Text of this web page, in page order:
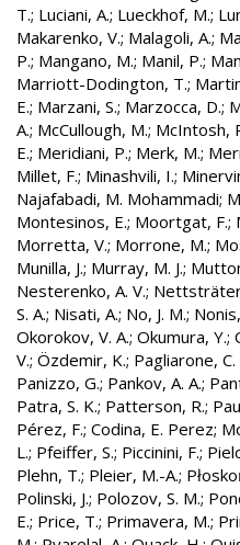
T.; Luciani, A.; Lueckhof, M.;
Makarenko, V.; Malagoli, A.;
P.; Mangano, M.; Manil, P.;
Marriott-Dodington, T.;
E.; Marzani, S.; Marzocca, D.;
A.; McCullough, M.; McIntosh,
E.; Meridiani, P.; Merk, M.;
Millet, F.; Minashvili, I.;
Najafabadi, M. Mohammadi;
Montesinos, E.; Moortgat, F.;
Morretta, V.; Morrone, M.;
Munilla, J.; Murray, M. J.;
Nesterenko, A. V.;
S. A.; Nisati, A.; No, J. M.;
Okorokov, V. A.; Okumura, Y.;
V.; Özdemir, K.; Pagliarone, C.
Panizzo, G.; Pankov, A. A.;
Patra, S. K.; Patterson, R.;
Pérez, F.; Codina, E. Perez;
L.; Pfeiffer, S.; Piccinini, F.;
Plehn, T.; Pleier, M.-A.;
Polinski, J.; Polozov, S. M.;
E.; Price, T.; Primavera, M.;